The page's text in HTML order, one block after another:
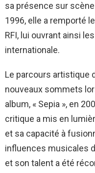
sa présence sur
1996, elle a remporté
RFI, lui ouvrant ainsi
internationale.
Le parcours artistique
nouveaux sommets
album, « Sepia », en
critique a mis en
et sa capacité à
influences musicales
et son talent a été